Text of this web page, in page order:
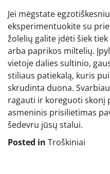
Jei mėgstate
eksperimentuokite su
žolelių galite įdėti šiek
arba paprikos miltelių.
vietoje dalies sultinio,
stiliaus patiekalą, kuris
skrudinta duona.
ragauti ir koreguoti skonį
asmeninis prisilietimas
šedevru jūsų stalui.
Posted in Troškiniai